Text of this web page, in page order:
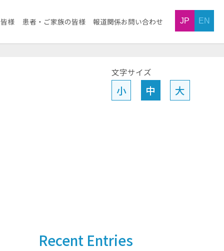
様 患者・ご家族の皆様 報道関係お問い合わせ JP EN
文字サイズ
小 中 大
Recent Entries